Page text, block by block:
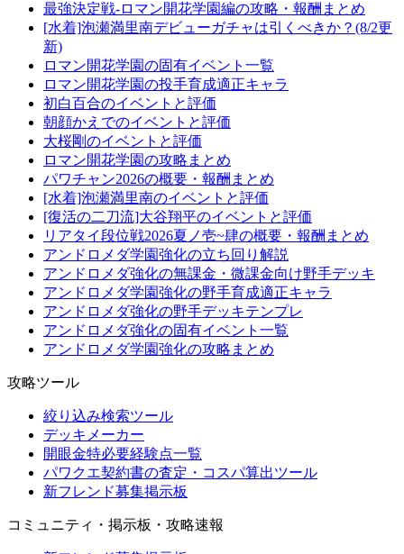
最強決定戦-ロマン開花学園編の攻略・報酬まとめ
[水着]泡瀬満里南デビューガチャは引くべきか？(8/2更
新)
ロマン開花学園の固有イベント一覧
ロマン開花学園の投手育成適正キャラ
初白百合のイベントと評価
朝顔かえでのイベントと評価
大桜剛のイベントと評価
ロマン開花学園の攻略まとめ
パワチャン2026の概要・報酬まとめ
[水着]泡瀬満里南のイベントと評価
[復活の二刀流]大谷翔平のイベントと評価
リアタイ段位戦2026夏ノ壱~肆の概要・報酬まとめ
アンドロメダ学園強化の立ち回り解説
アンドロメダ強化の無課金・微課金向け野手デッキ
アンドロメダ学園強化の野手育成適正キャラ
アンドロメダ強化の野手デッキテンプレ
アンドロメダ強化の固有イベント一覧
アンドロメダ学園強化の攻略まとめ
攻略ツール
絞り込み検索ツール
デッキメーカー
開眼金特必要経験点一覧
パワクエ契約書の査定・コスパ算出ツール
新フレンド募集掲示板
コミュニティ・掲示板・攻略速報